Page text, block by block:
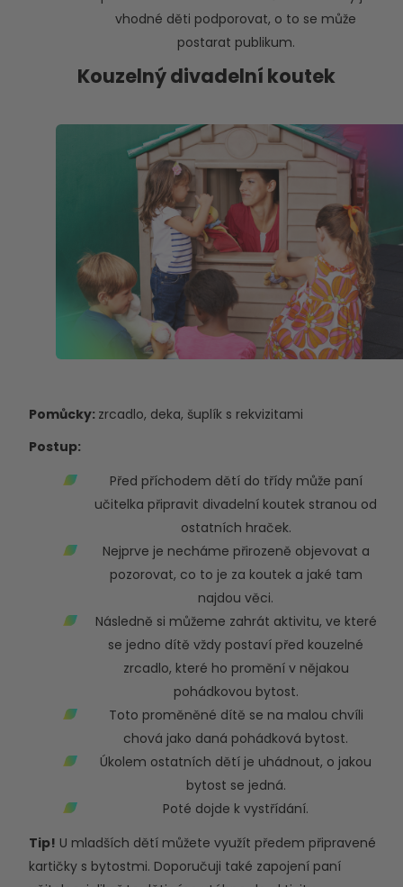
vhodné děti podporovat, o to se může
postarat publikum.
Kouzelný divadelní koutek
Pomůcky: zrcadlo, deka, šuplík s rekvizitami
Postup:
Před příchodem dětí do třídy může paní
učitelka připravit divadelní koutek stranou od
ostatních hraček.
Nejprve je necháme přirozeně objevovat a
pozorovat, co to je za koutek a jaké tam
najdou věci.
Následně si můžeme zahrát aktivitu, ve které
se jedno dítě vždy postaví před kouzelné
zrcadlo, které ho promění v nějakou
pohádkovou bytost.
Toto proměněné dítě se na malou chvíli
chová jako daná pohádková bytost.
Úkolem ostatních dětí je uhádnout, o jakou
bytost se jedná.
Poté dojde k vystřídání.
Tip! U mladších dětí můžete využít předem připravené
kartičky s bytostmi. Doporučuji také zapojení paní